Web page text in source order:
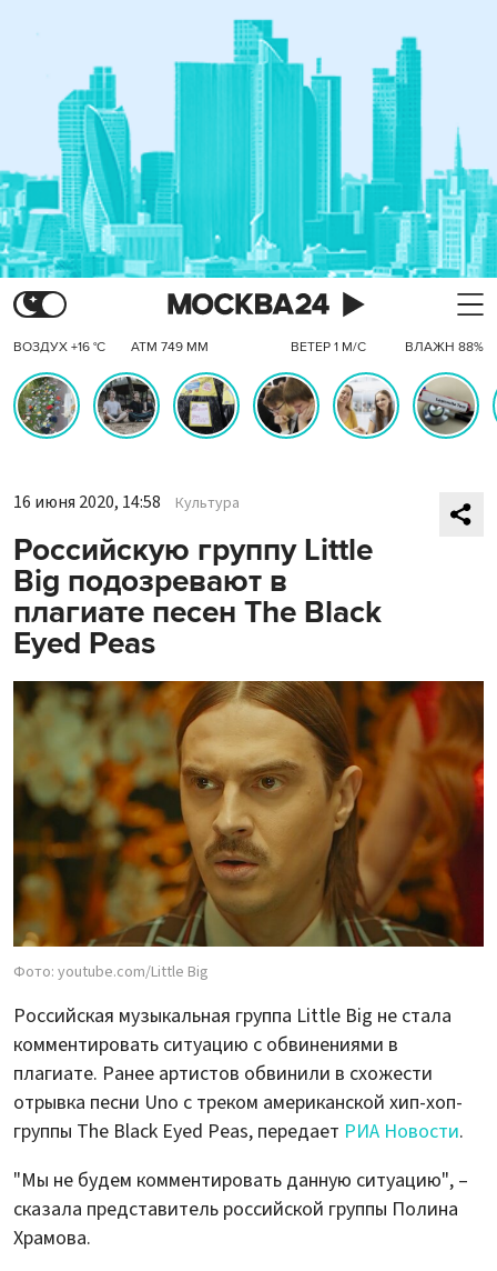
ВОЗДУХ +16 °C АТМ 749 ММ ВЕТЕР 1 М/С ВЛАЖН 88%
16 июня 2020, 14:58 Культура
Российскую группу Little
Big подозревают в
плагиате песен The Black
Eyed Peas
Фото: youtube.com/Little Big
Российская музыкальная группа Little Big не стала
комментировать ситуацию с обвинениями в
плагиате. Ранее артистов обвинили в схожести
отрывка песни Uno с треком американской хип-хоп-
группы The Black Eyed Peas, передает РИА Новости.
"Мы не будем комментировать данную ситуацию", –
сказала представитель российской группы Полина
Храмова.